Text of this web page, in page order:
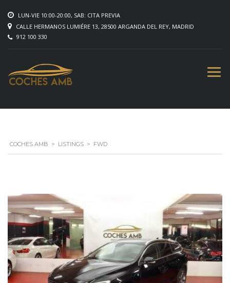
LUN-VIE 10:00-20:00, SAB: CITA PREVIA
CALLE HERMANOS LUMIÉRE 13, 28500 ARGANDA DEL REY, MADRID
912 100 330
COCHES AMB > LISTINGS > FWD